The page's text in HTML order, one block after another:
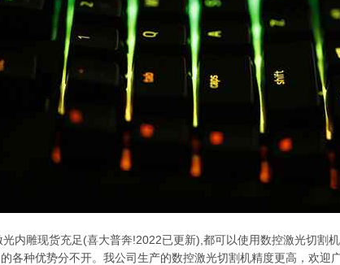
内雕现货充足(喜大普奔!2022已更新),都可以使用数控激光切割
各种优势分不开。我公司生产的数控激光切割机精度更高，欢迎